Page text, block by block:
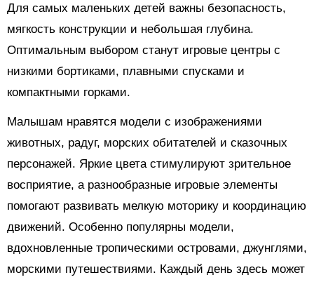
Для самых маленьких детей важны безопасность,
мягкость конструкции и небольшая глубина.
Оптимальным выбором станут игровые центры с
низкими бортиками, плавными спусками и
компактными горками.
Малышам нравятся модели с изображениями
животных, радуг, морских обитателей и сказочных
персонажей. Яркие цвета стимулируют зрительное
восприятие, а разнообразные игровые элементы
помогают развивать мелкую моторику и координацию
движений. Особенно популярны модели,
вдохновленные тропическими островами, джунглями,
морскими путешествиями. Каждый день здесь может